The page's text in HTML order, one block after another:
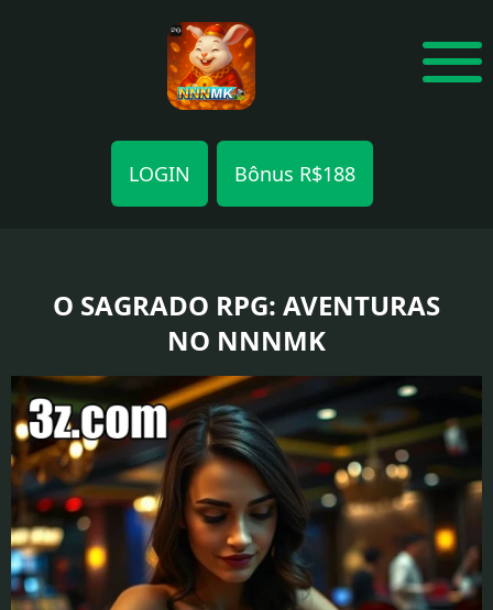
JOGOS
DE
AÇÃO
RPG
LOGIN Bônus R$188
O SAGRADO RPG: AVENTURAS
NO NNNMK